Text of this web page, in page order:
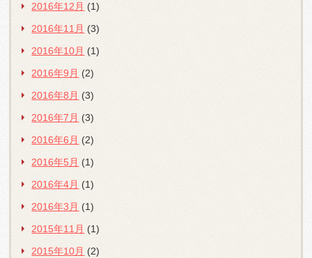
2016年12月 (1)
2016年11月 (3)
2016年10月 (1)
2016年9月 (2)
2016年8月 (3)
2016年7月 (3)
2016年6月 (2)
2016年5月 (1)
2016年4月 (1)
2016年3月 (1)
2015年11月 (1)
2015年10月 (2)